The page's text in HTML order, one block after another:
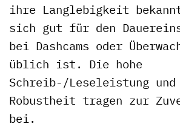
ihre Langlebigkeit
sich gut für den
bei Dashcams oder
üblich ist. Die hohe
Schreib-/Leseleistung
Robustheit tragen zur
bei.